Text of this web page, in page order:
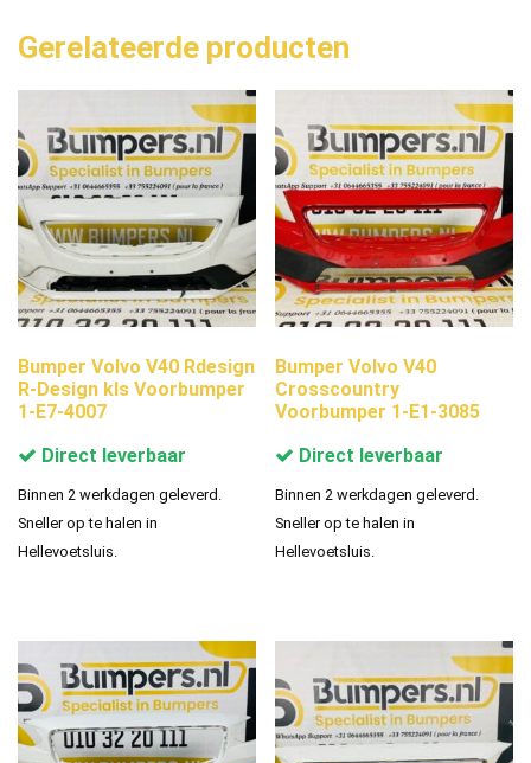
Gerelateerde producten
Bumper Volvo V40 Rdesign
R-Design kls Voorbumper
1-E7-4007
Direct leverbaar
Binnen 2 werkdagen geleverd.
Sneller op te halen in
Hellevoetsluis.
Bumper Volvo V40
Crosscountry
Voorbumper 1-E1-3085
Direct leverbaar
Binnen 2 werkdagen geleverd.
Sneller op te halen in
Hellevoetsluis.